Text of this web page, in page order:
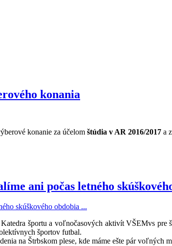
konania
konanie za účelom štúdia v AR 2016/2017 a
ani počas letného
športu a voľnočasových aktivít VŠEMvs
športov futbal.
na Štrbskom plese, kde máme ešte pár voľných